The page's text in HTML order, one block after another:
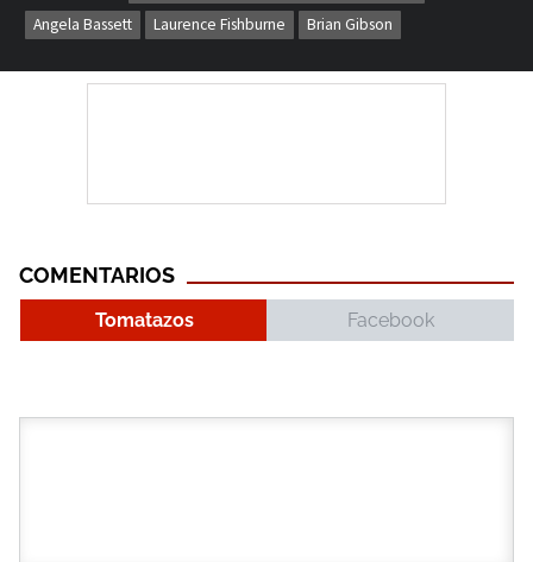
Angela Bassett
Laurence Fishburne Brian Gibson
COMENTARIOS
Tomatazos Facebook